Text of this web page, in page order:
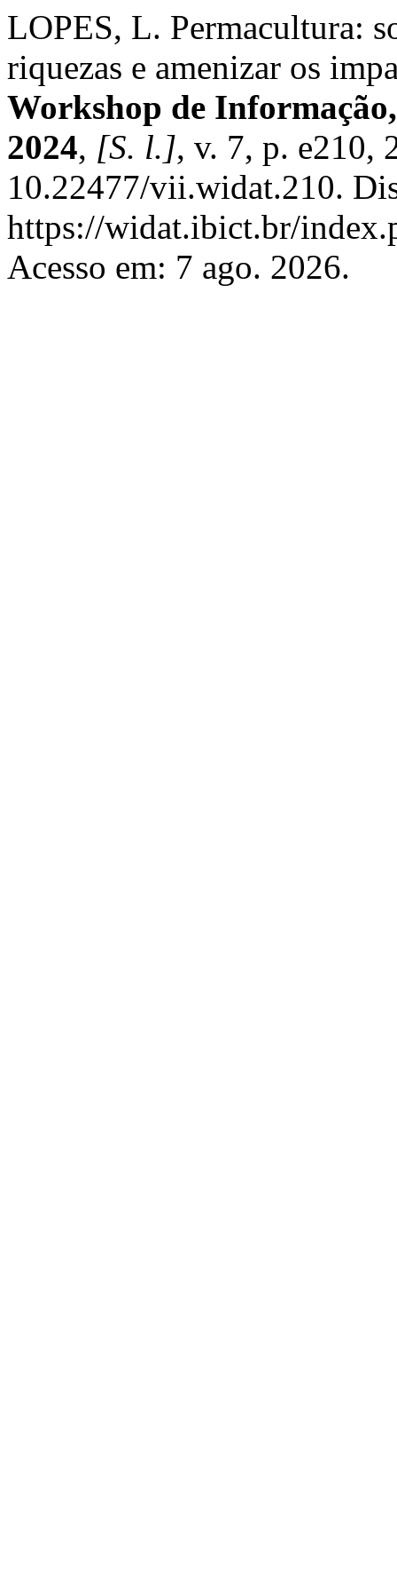
LOPES, L. Permacultura:
riquezas e amenizar os
Workshop de
2024, [S. l.], v. 7, p. e210,
10.22477/vii.widat.210.
https://widat.ibict.br/
Acesso em: 7 ago. 2026.